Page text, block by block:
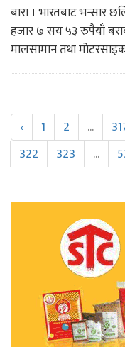
बारा । भारतबाट भन्सार
हजार ७ सय ५३ रुपैयाँ
मालसामान तथा
‹ 1 2 ...
322
323 ...